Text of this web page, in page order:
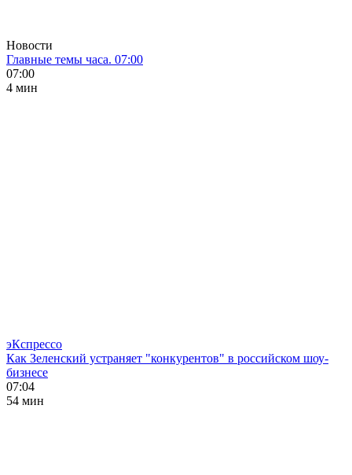
Новости
Главные темы часа. 07:00
07:00
4 мин
эКспрессо
Как Зеленский устраняет "конкурентов" в российском шоу-
бизнесе
07:04
54 мин